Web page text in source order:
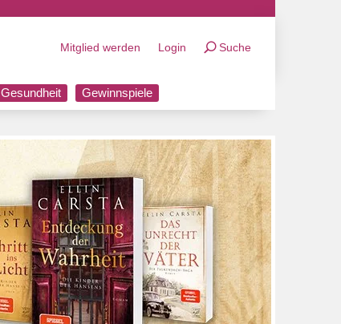
Mitglied werden Login Suche
Gesundheit Gewinnspiele